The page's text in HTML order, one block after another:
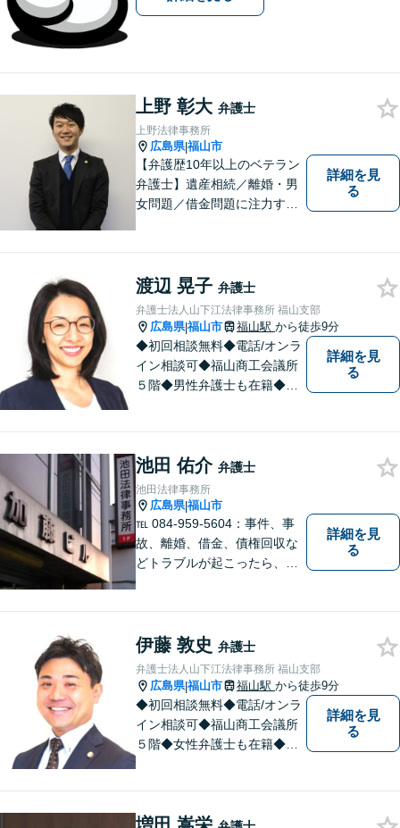
上野 彰大 弁護士
上野法律事務所
広島県|福山市
【弁護歴10年以上のベテラン
弁護士】遺産相続／離婚・男
女問題／借金問題に注力する
指します。ぜひ一度ご相談に
いらしてください。【駐車場
有】
詳細を見
る
渡辺 晃子 弁護士
弁護士法人山下江法律事務所 福山支部
広島県|福山市 福山駅 から徒歩9分
◆初回相談無料◆電話/オンラ
イン相談可◆福山商工会議所
５階◆男性弁護士も在籍◆離
ど。話しにくいことも安心し
てご相談ください。あなたの
気持ちに寄り添い、丁寧にお
応えします。
詳細を見
る
池田 佑介 弁護士
池田法律事務所
広島県|福山市
℡ 084-959-5604：事件、事
故、離婚、借金、債権回収な
どトラブルが起こったら、で
ます。トラブル前に必要な手
当を講じておくことも大切で
す。お気軽にご相談下さい。
詳細を見
る
伊藤 敦史 弁護士
弁護士法人山下江法律事務所 福山支部
広島県|福山市 福山駅 から徒歩9分
◆初回相談無料◆電話/オンラ
イン相談可◆福山商工会議所
５階◆女性弁護士も在籍◆刑
いことも安心してご相談くだ
詳細を見
る